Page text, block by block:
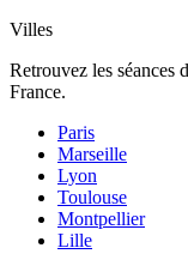
Villes
Retrouvez les séances
France.
Paris
Marseille
Lyon
Toulouse
Montpellier
Lille